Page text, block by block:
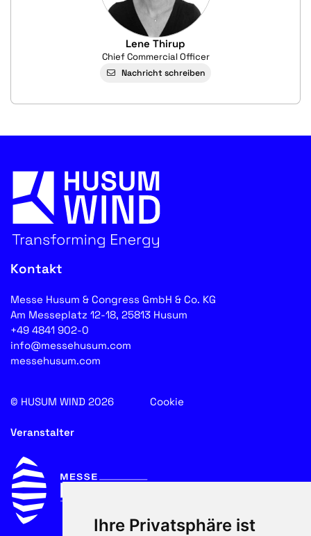
Ihre Privatsphäre ist
Lene Thirup
Chief Commercial Officer
Nachricht schreiben
Kontakt
Messe Husum & Congress GmbH & Co. KG
Am Messeplatz 12-18, 25813 Husum
+49 4841 902-0
info@messehusum.com
messehusum.com
© HUSUM WIND 2026 Cookie
Veranstalter